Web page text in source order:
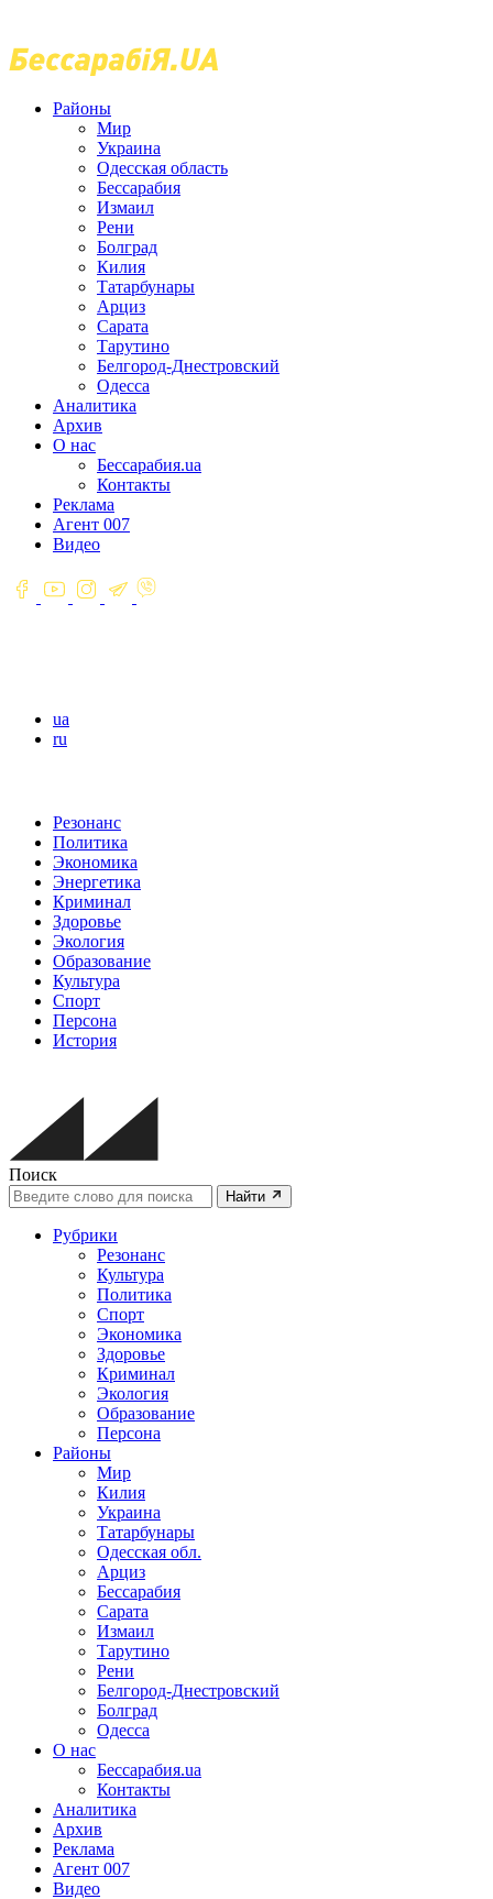
Районы
Мир
Украина
Одесская область
Бессарабия
Измаил
Рени
Болград
Килия
Татарбунары
Арциз
Сарата
Тарутино
Белгород-Днестровский
Одесса
Аналитика
Архив
О нас
Бессарабия.ua
Контакты
Реклама
Агент 007
Видео
ua
ru
Резонанс
Политика
Экономика
Энергетика
Криминал
Здоровье
Экология
Образование
Культура
Спорт
Персона
История
Поиск
Найти
Рубрики
Резонанс
Культура
Политика
Спорт
Экономика
Здоровье
Криминал
Экология
Образование
Персона
Районы
Мир
Килия
Украина
Татарбунары
Одесская обл.
Арциз
Бессарабия
Сарата
Измаил
Тарутино
Рени
Белгород-Днестровский
Болград
Одесса
О нас
Бессарабия.ua
Контакты
Аналитика
Архив
Реклама
Агент 007
Видео